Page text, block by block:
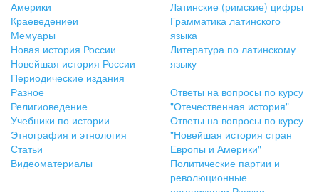
Америки
Краеведениеи
Мемуары
Новая история России
Новейшая история России
Периодические издания
Разное
Религиоведение
Учебники по истории
Этнография и этнология
Статьи
Видеоматериалы
Латинские (римские) цифры
Грамматика латинского
языка
Литература по латинскому
языку
Ответы на вопросы по курсу
"Отечественная история"
Ответы на вопросы по курсу
"Новейшая история стран
Европы и Америки"
Политические партии и
революционные